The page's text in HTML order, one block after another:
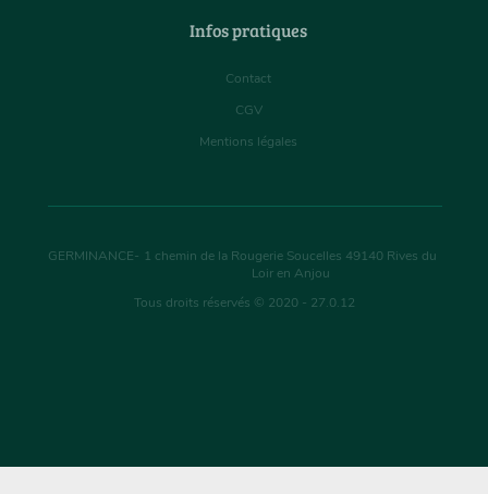
Infos pratiques
Contact
CGV
Mentions légales
GERMINANCE- 1 chemin de la Rougerie Soucelles 49140 Rives du
Loir en Anjou
Tous droits réservés © 2020 - 27.0.12